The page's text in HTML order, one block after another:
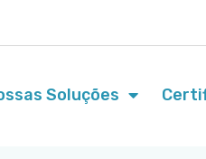
Soluções